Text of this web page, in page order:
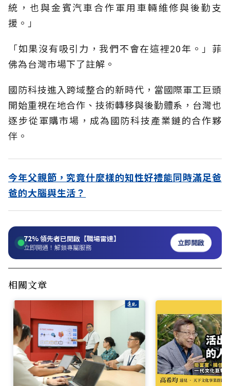
統，也與金賓汽車合作軍用車輛維修與後勤支
援。」
「如果沒有吸引力，我們不會在這裡20年。」菲
佛為台灣市場下了註解。
國防科技進入跨域整合的新時代，當國際軍工巨頭
開始重視在地合作、技術轉移與後勤體系，台灣也
逐步從軍購市場，成為國防科技產業鏈的合作夥
伴。
今年父親節，究竟什麼樣的知性好禮能同時滿足爸
爸的大腦與生活？
72%領先者已開啟【職場雷達】
立即開通！解鎖專屬服務 立即開啟
相關文章